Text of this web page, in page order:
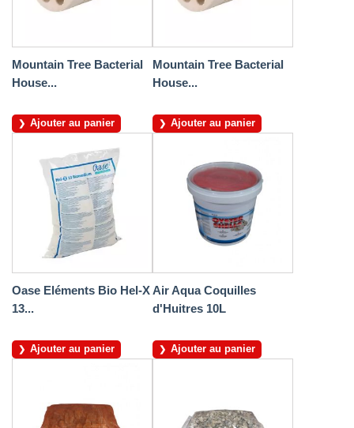
Mountain Tree Bacterial
House...
Ajouter au panier
Mountain Tree Bacterial
House...
Ajouter au panier
Oase Eléments Bio Hel-X
13...
Ajouter au panier
Air Aqua Coquilles
d'Huitres 10L
Ajouter au panier